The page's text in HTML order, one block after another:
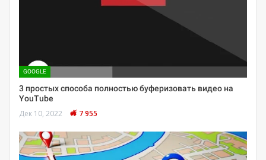
GOOGLE
3 простых способа полностью буферизовать видео на
YouTube
Дек 10, 2022 7 955